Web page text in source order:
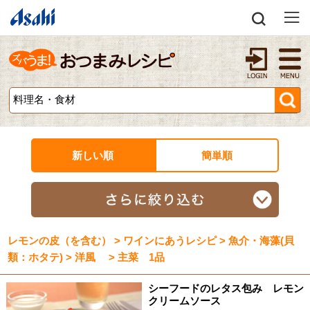
新しい順 簡単順
レモンの皮（を含む） > ワインにあうレシピ > 魚介・海藻(貝
類：ホタテ) > 洋風 > 主菜 1品
シーフードのレタス包み レモン
クリームソース